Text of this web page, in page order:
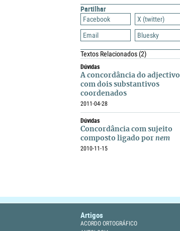
Partilhar
Facebook
X (twitter)
Email
Bluesky
Textos Relacionados(2)
Dúvidas
A concordância do adjectivo
com dois substantivos
coordenados
2011-04-28
Dúvidas
Concordância com sujeito
composto ligado por nem
2010-11-15
Artigos
ACORDO ORTOGRÁFICO